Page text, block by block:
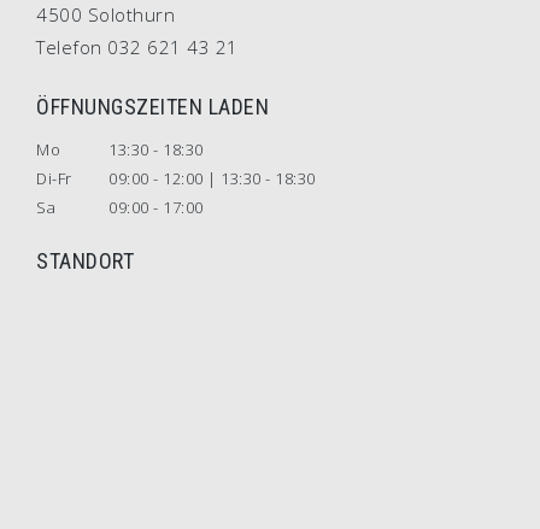
4500 Solothurn
Telefon 032 621 43 21
ÖFFNUNGSZEITEN LADEN
Mo
13:30 - 18:30
Di-Fr
09:00 - 12:00 | 13:30 - 18:30
Sa
09:00 - 17:00
STANDORT